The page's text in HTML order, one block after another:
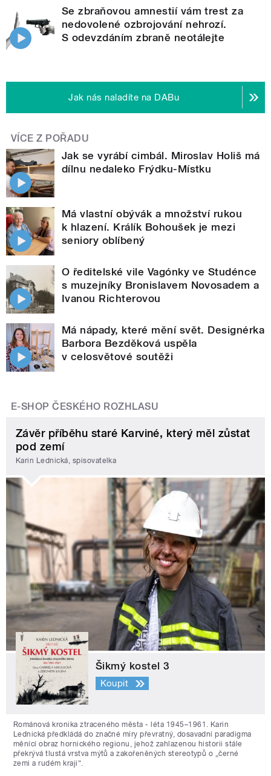
Se zbraňovou amnestií vám trest za
nedovolené ozbrojování nehrozí.
S odevzdáním zbraně neotálejte
Jak nás naladíte na DABu
VÍCE Z POŘADU
Jak se vyrábí cimbál. Miroslav Holiš má
dílnu nedaleko Frýdku-Místku
Má vlastní obývák a množství rukou
k hlazení. Králík Bohoušek je mezi
seniory oblíbený
O ředitelské vile Vagónky ve Studénce
s muzejníky Bronislavem Novosadem a
Ivanou Richterovou
Má nápady, které mění svět. Designérka
Barbora Bezděková uspěla
v celosvětové soutěži
E-SHOP ČESKÉHO ROZHLASU
Závěr příběhu staré Karviné, který měl zůstat
pod zemí
Karin Lednická, spisovatelka
Šikmý kostel 3
Koupit
Románová kronika ztraceného města - léta 1945–1961. Karin
Lednická předkládá do značné míry převratný, dosavadní paradigma
měnící obraz hornického regionu, jehož zahlazenou historii stále
překrývá tlustá vrstva mýtů a zakořeněných stereotypů o „černé
zemi a rudém kraji“.